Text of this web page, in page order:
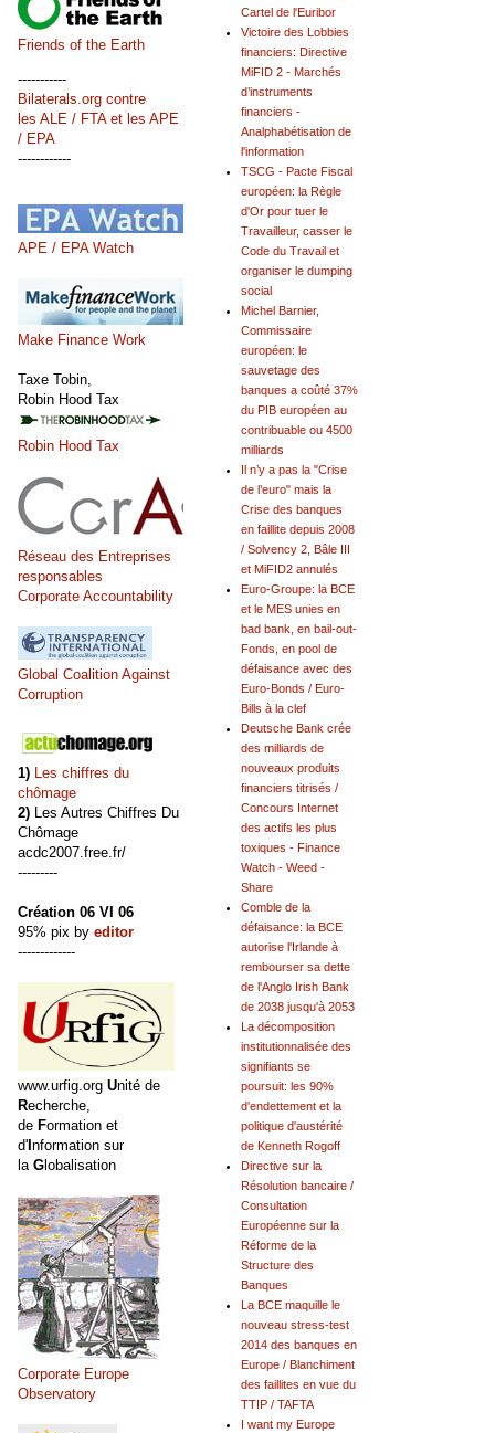
Cartel de l'Euribor
Victoire des Lobbies
financiers: Directive
MiFID 2 - Marchés
d’instruments
financiers -
Analphabétisation de
l'information
TSCG - Pacte Fiscal
européen: la Règle
d'Or pour tuer le
Travailleur, casser le
Code du Travail et
organiser le dumping
social
Michel Barnier,
Commissaire
européen: le
sauvetage des
banques a coûté 37%
du PIB européen au
contribuable ou 4500
milliards
Il n’y a pas la "Crise
de l’euro" mais la
Crise des banques
en faillite depuis 2008
/ Solvency 2, Bâle III
et MiFID2 annulés
Euro-Groupe: la BCE
et le MES unies en
bad bank, en bail-out-
Fonds, en pool de
défaisance avec des
Euro-Bonds / Euro-
Bills à la clef
Deutsche Bank crée
des milliards de
nouveaux produits
financiers titrisés /
Concours Internet
des actifs les plus
toxiques - Finance
Watch - Weed -
Share
Comble de la
défaisance: la BCE
autorise l'Irlande à
rembourser sa dette
de l'Anglo Irish Bank
de 2038 jusqu'à 2053
La décomposition
institutionnalisée des
signifiants se
poursuit: les 90%
d'endettement et la
politique d'austérité
de Kenneth Rogoff
Directive sur la
Résolution bancaire /
Consultation
Européenne sur la
Réforme de la
Structure des
Banques
La BCE maquille le
nouveau stress-test
2014 des banques en
Europe / Blanchiment
des faillites en vue du
TTIP / TAFTA
I want my Europe
Friends of the Earth
-----------
Bilaterals.org contre
les ALE / FTA et les APE
/ EPA
------------
APE / EPA Watch
Make Finance Work
Taxe Tobin,
Robin Hood Tax
Robin Hood Tax
Réseau des Entreprises
responsables
Corporate Accountability
Global Coalition Against
Corruption
1) Les chiffres du
chômage
2) Les Autres Chiffres Du
Chômage
acdc2007.free.fr/
---------
Création 06 VI 06
95% pix by editor
-------------
www.urfig.org Unité de
Recherche,
de Formation et
d'Information sur
la Globalisation
Corporate Europe
Observatory